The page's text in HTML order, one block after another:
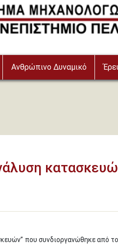
Ανθρώπινο Δυναμικό
που συνδιοργανώθηκε από